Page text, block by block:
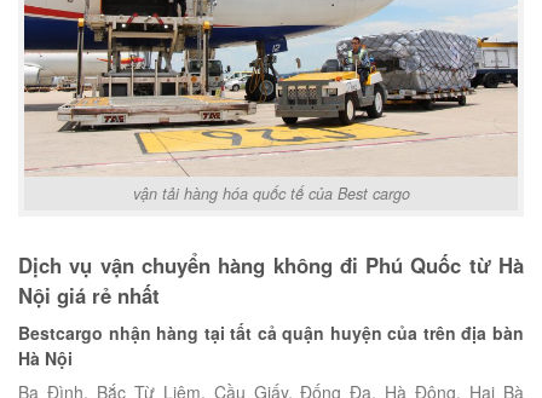
vận tải hàng hóa quốc tế của Best cargo
Dịch vụ vận chuyển hàng không đi Phú Quốc từ Hà
Nội giá rẻ nhất
Bestcargo nhận hàng tại tất cả quận huyện của trên địa bàn
Hà Nội
Ba Đình, Bắc Từ Liêm, Cầu Giấy, Đống Đa, Hà Đông, Hai Bà